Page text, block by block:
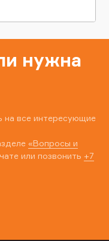
нужна
на все интересующие
«Вопросы и
или позвонить +7